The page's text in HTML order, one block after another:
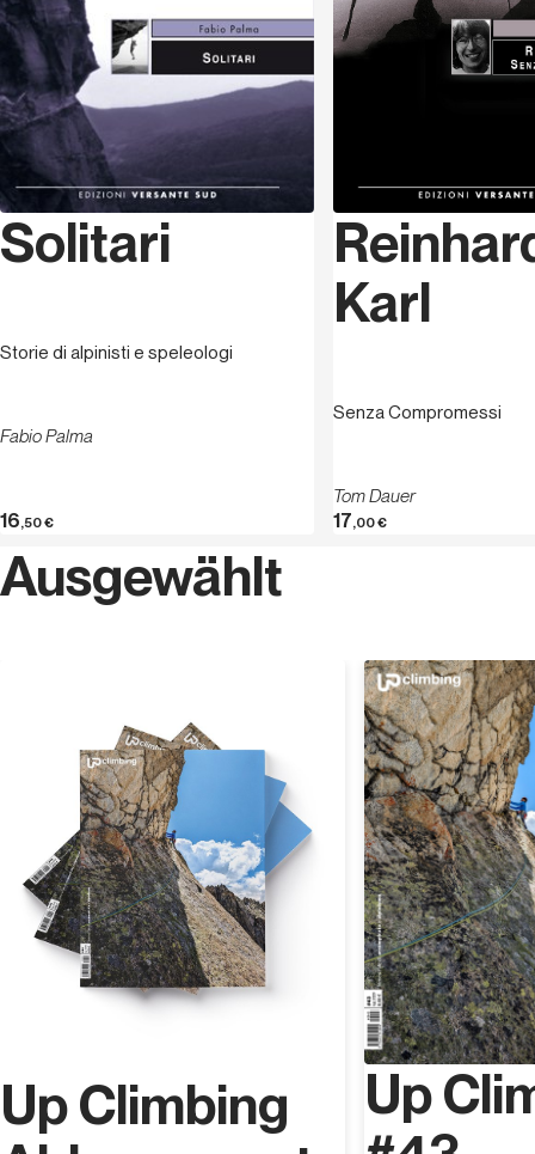
Solitari
Storie di alpinisti e speleologi
Fabio Palma
16,50€
Karl
Senza Compromessi
Tom Dauer
17,00€
Ausgewählt
Up Climbing
Up